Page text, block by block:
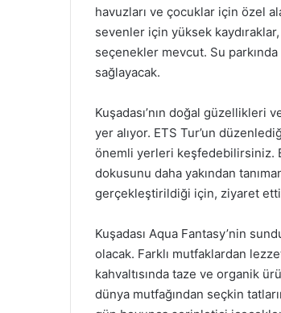
havuzları ve çocuklar için özel
sevenler için yüksek
seçenekler mevcut. Su
sağlayacak.
Kuşadası’nın doğal güzellikleri
yer alıyor. ETS Tur’un
önemli yerleri keşfedebilirsiniz.
dokusunu daha yakından
gerçekleştirildiği için, ziyaret
Kuşadası Aqua Fantasy’nin
olacak. Farklı mutfaklardan
kahvaltısında taze ve organik
dünya mutfağından seçkin